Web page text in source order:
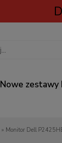
Nowe
» Monitor Dell